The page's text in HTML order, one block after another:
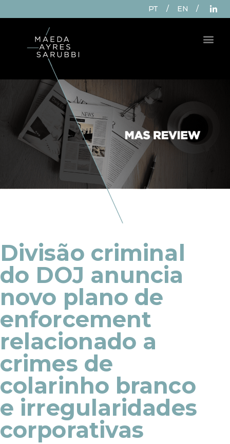
PT / EN /
Divisão criminal
do DOJ anuncia
novo plano de
enforcement
relacionado a
crimes de
colarinho branco
e irregularidades
corporativas